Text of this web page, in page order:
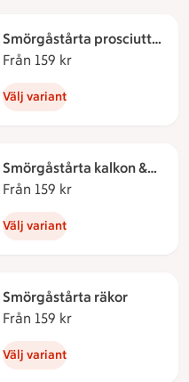
Smörgåstårta prosciutto
och mozzarella
Från 159 kr
Välj variant
Smörgåstårta kalkon &
ost
Från 159 kr
Välj variant
Smörgåstårta räkor
Från 159 kr
Välj variant